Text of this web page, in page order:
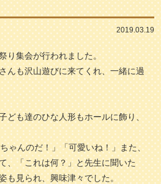
2019.03.19
り集会が行われました。
んも沢山遊びに来てくれ、一緒に過
ども達のひな人形もホールに飾り、
ゃんのだ！」「可愛いね！」また、
、「これは何？」と先生に聞いた
も見られ、興味津々でした。